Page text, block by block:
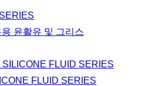
윤활유 및 그리스
SILICONE FLUID SERIES
FLUID SERIES